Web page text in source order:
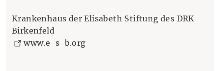
Krankenhaus der Elisabeth Stiftung des DRK
Birkenfeld
www.e-s-b.org(Öffnet eine andere Webseite in